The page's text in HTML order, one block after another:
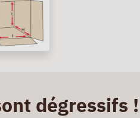
dégressifs !